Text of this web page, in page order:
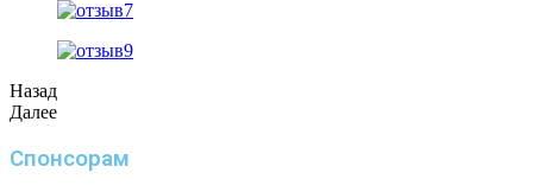
Назад
Далее
Спонсорам